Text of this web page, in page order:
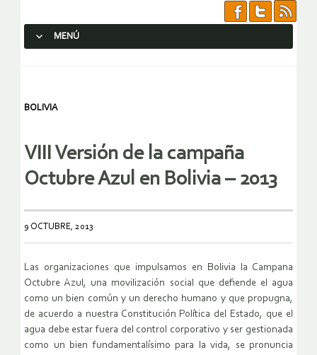
MENÚ
BOLIVIA
VIII Versión de la campaña
Octubre Azul en Bolivia – 2013
9 OCTUBRE, 2013
Las organizaciones que impulsamos en Bolivia la Campana
Octubre Azul, una movilización social que defiende el agua
como un bien común y un derecho humano y que propugna,
de acuerdo a nuestra Constitución Política del Estado, que el
agua debe estar fuera del control corporativo y ser gestionada
como un bien fundamentalísimo para la vida, se pronuncia